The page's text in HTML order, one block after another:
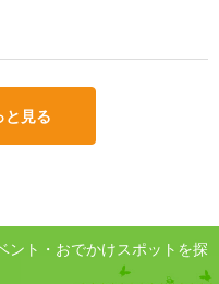
と見る
ント・おでかけスポットを探